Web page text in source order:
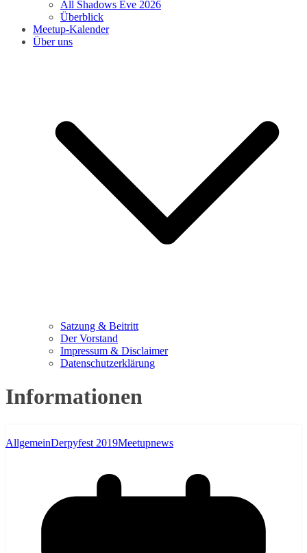
All Shadows Eve 2026
Überblick
Meetup-Kalender
Über uns
Satzung & Beitritt
Der Vorstand
Impressum & Disclaimer
Datenschutzerklärung
Informationen
AllgemeinDerpyfest 2019Meetupnews